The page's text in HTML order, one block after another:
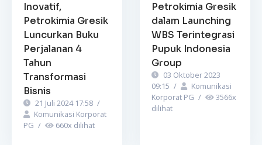
Inovatif,
Petrokimia Gresik
Luncurkan Buku
Perjalanan 4
Tahun
Transformasi
Bisnis
21 Juli 2024 17:58 /
Komunikasi Korporat
PG / 660x dilihat
Petrokimia Gresik
dalam Launching
WBS Terintegrasi
Pupuk Indonesia
Group
03 Oktober 2023
09:15 /
Komunikasi
Korporat PG / 3566x
dilihat